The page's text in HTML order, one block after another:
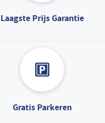
Laagste Prijs Garantie
Gratis Parkeren